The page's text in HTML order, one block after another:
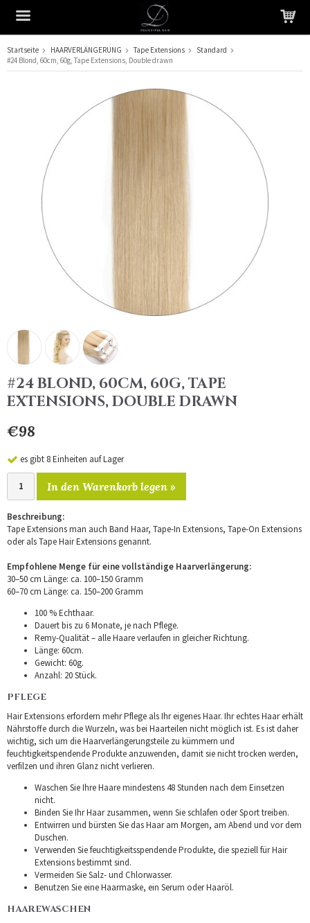
Das Produkt wurde in Ihren Warenkorb gelegt
Startseite HAARVERLÄNGERUNG Tape Extensions
Standard
#24 Blond, 60cm, 60g, Tape Extensions, Double drawn
#24 BLOND, 60CM, 60G, TAPE
EXTENSIONS, DOUBLE DRAWN
€98
es gibt 8 Einheiten auf Lager
In den Warenkorb legen »
Beschreibung:
Tape Extensions man auch Band Haar, Tape-In Extensions, Tape-On Extensions
oder als Tape Hair Extensions genannt.
Empfohlene Menge für eine vollständige Haarverlängerung:
30–50 cm Länge: ca. 100–150 Gramm
60–70 cm Länge: ca. 150–200 Gramm
100 % Echthaar.
Dauert bis zu 6 Monate, je nach Pflege.
Remy-Qualität – alle Haare verlaufen in gleicher Richtung.
Länge: 60cm.
Gewicht: 60g.
Anzahl: 20 Stück.
PFLEGE
Hair Extensions erfordern mehr Pflege als Ihr eigenes Haar. Ihr echtes Haar erhält
Nährstoffe durch die Wurzeln, was bei Haarteilen nicht möglich ist. Es ist daher
wichtig, sich um die Haarverlängerungsteile zu kümmern und
feuchtigkeitspendende Produkte anzuwenden, damit sie nicht trocken werden,
verfilzen und ihren Glanz nicht verlieren.
Waschen Sie Ihre Haare mindestens 48 Stunden nach dem Einsetzen
nicht.
Binden Sie Ihr Haar zusammen, wenn Sie schlafen oder Sport treiben.
Entwirren und bürsten Sie das Haar am Morgen, am Abend und vor dem
Duschen.
Verwenden Sie feuchtigkeitsspendende Produkte, die speziell für Hair
Extensions bestimmt sind.
Vermeiden Sie Salz- und Chlorwasser.
Benutzen Sie eine Haarmaske, ein Serum oder Haaröl.
HAAREWASCHEN